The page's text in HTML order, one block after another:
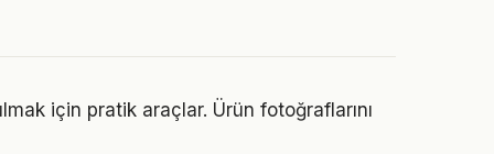
için pratik araçlar. Ürün fotoğraflarını